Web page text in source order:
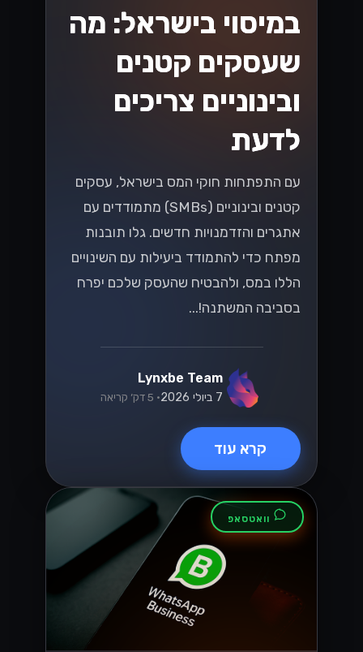
במיסוי בישראל: מה
שעסקים קטנים
ובינוניים צריכים
לדעת
עם התפתחות חוקי המס בישראל, עסקים
קטנים ובינוניים (SMBs) מתמודדים עם
אתגרים והזדמנויות חדשים. גלו תובנות
מפתח כדי להתמודד ביעילות עם השינויים
הללו במס, ולהבטיח שהעסק שלכם יפרח
בסביבה המשתנה!...
Lynxbe Team
7 ביולי 2026 • 5 דק׳ קריאה
קרא עוד
וואטסאפ